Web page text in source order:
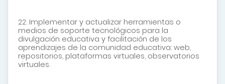
22. Implementar y actualizar herramientas o
medios de soporte tecnológicos para la
divulgación educativa y facilitación de los
aprendizajes de la comunidad educativa: web,
repositorios, plataformas virtuales, observatorios
virtuales.